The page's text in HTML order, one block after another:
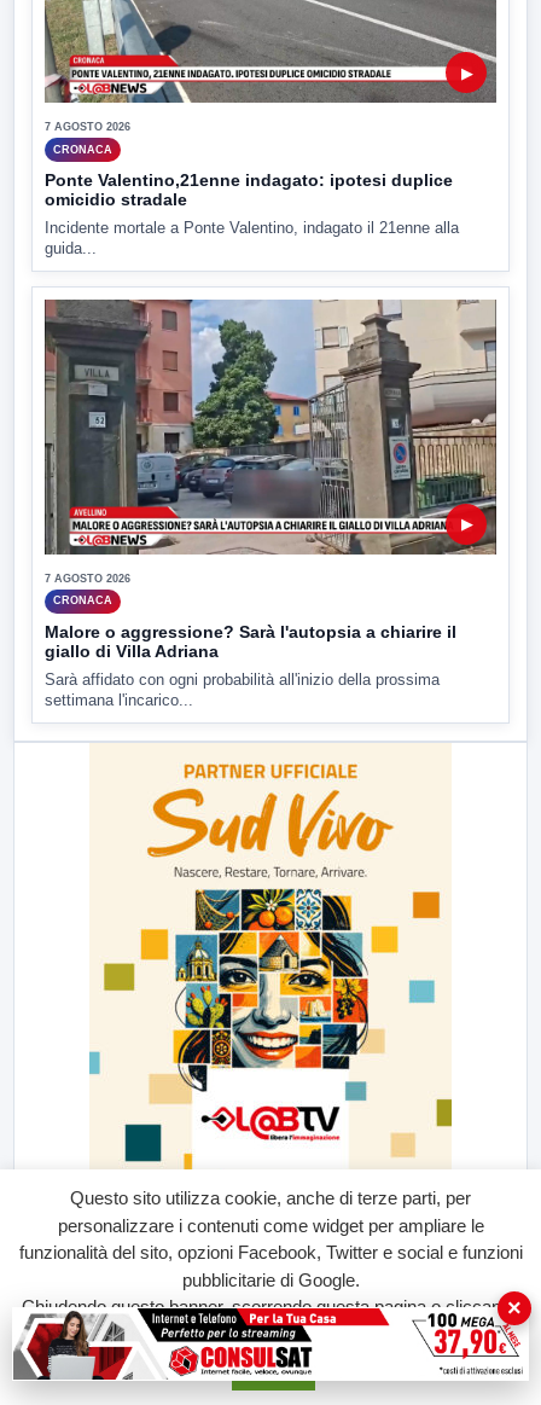
▶
7 AGOSTO 2026
CRONACA
Ponte Valentino,21enne indagato: ipotesi duplice
omicidio stradale
Incidente mortale a Ponte Valentino, indagato il 21enne alla
guida...
▶
7 AGOSTO 2026
CRONACA
Malore o aggressione? Sarà l'autopsia a chiarire il
giallo di Villa Adriana
Sarà affidato con ogni probabilità all'inizio della prossima
settimana l'incarico...
Questo sito utilizza cookie, anche di terze parti, per
personalizzare i contenuti come widget per ampliare le
funzionalità del sito, opzioni Facebook, Twitter e social e funzioni
pubblicitarie di Google.
Chiudendo questo banner, scorrendo questa pagina o cliccando
su qualunque suo elemento acconsenti all'uso dei cookie.
Accetta
×